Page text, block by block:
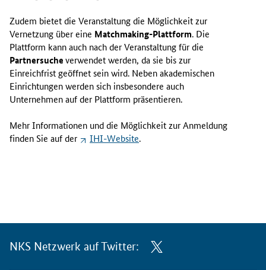
Zudem bietet die Veranstaltung die Möglichkeit zur
Vernetzung über eine Matchmaking-Plattform. Die
Plattform kann auch nach der Veranstaltung für die
Partnersucheverwendet werden, da sie bis zur
Einreichfrist geöffnet sein wird. Neben akademischen
Einrichtungen werden sich insbesondere auch
Unternehmen auf der Plattform präsentieren.
Mehr Informationen und die Möglichkeit zur Anmeldung
finden Sie auf der
IHI-Website.
NKS Netzwerk auf Twitter: